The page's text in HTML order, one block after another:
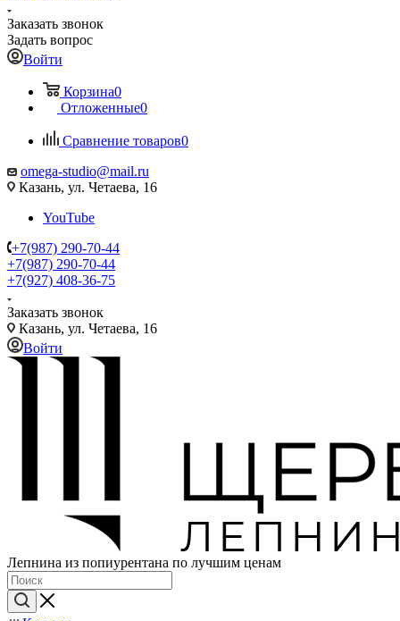
Заказать звонок
Задать вопрос
Войти
Корзина0
Отложенные0
Сравнение товаров0
omega-studio@mail.ru
Казань, ул. Четаева, 16
YouTube
+7(987) 290-70-44
+7(987) 290-70-44
+7(927) 408-36-75
Заказать звонок
Казань, ул. Четаева, 16
Войти
Лепнина из попиурентана по лучшим ценам